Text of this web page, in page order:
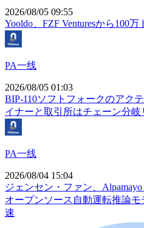
2026/08/05 09:55
Yooldo、FZF Venturesから100
PA一线
2026/08/05 01:03
BIP-110ソフトフォークのアク
イナーと取引所はチェーン分
PA一线
2026/08/04 15:04
ジェンセン・ファン、
オープンソース自動運転推論
速